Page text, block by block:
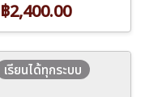
฿2,400.00
เรียนได้ทุกระบบ